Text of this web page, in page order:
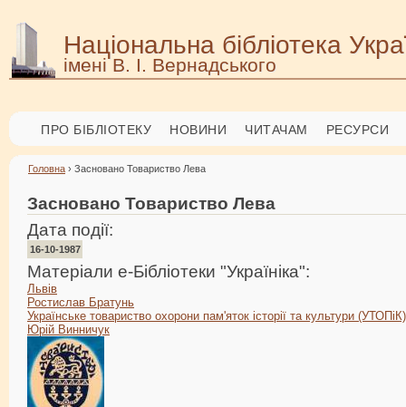
Національна бібліотека
імені В. І. Вернадського
ПРО БІБЛІОТЕКУ НОВИНИ ЧИТАЧАМ РЕСУРСИ
Головна › Засновано Товариство Лева
Засновано Товариство Лева
Дата події:
16-10-1987
Матеріали е-Бібліотеки "Україніка":
Львів
Ростислав Братунь
Українське товариство охорони пам'яток історії та культури (УТОПіК)
Юрій Винничук